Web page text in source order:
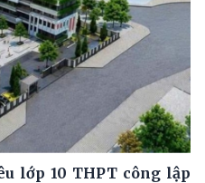
lớp 10 THPT công lập